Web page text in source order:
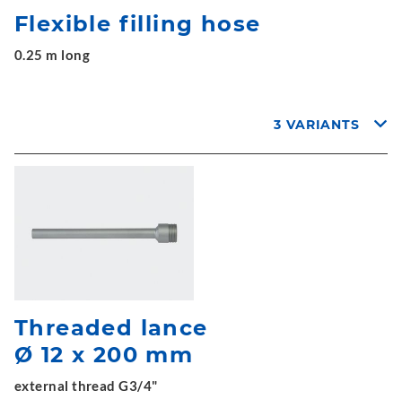
Flexible filling hose
0.25 m long
3 VARIANTS
Threaded lance
Ø 12 x 200 mm
external thread G3/4"